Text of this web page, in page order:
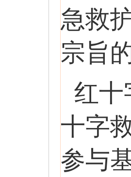
急救
宗旨
红十
十字
参与